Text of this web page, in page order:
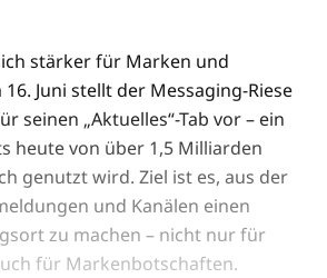
stärker für Marken und
Juni stellt der Messaging-Riese
seinen „Aktuelles“-Tab vor – ein
heute von über 1,5 Milliarden
genutzt wird. Ziel ist es, aus der
und Kanälen einen
zu machen – nicht nur für
für Markenbotschaften.